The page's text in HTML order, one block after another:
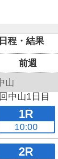
日程・結果
前週
山
中山1日目
1R
10:00
2R